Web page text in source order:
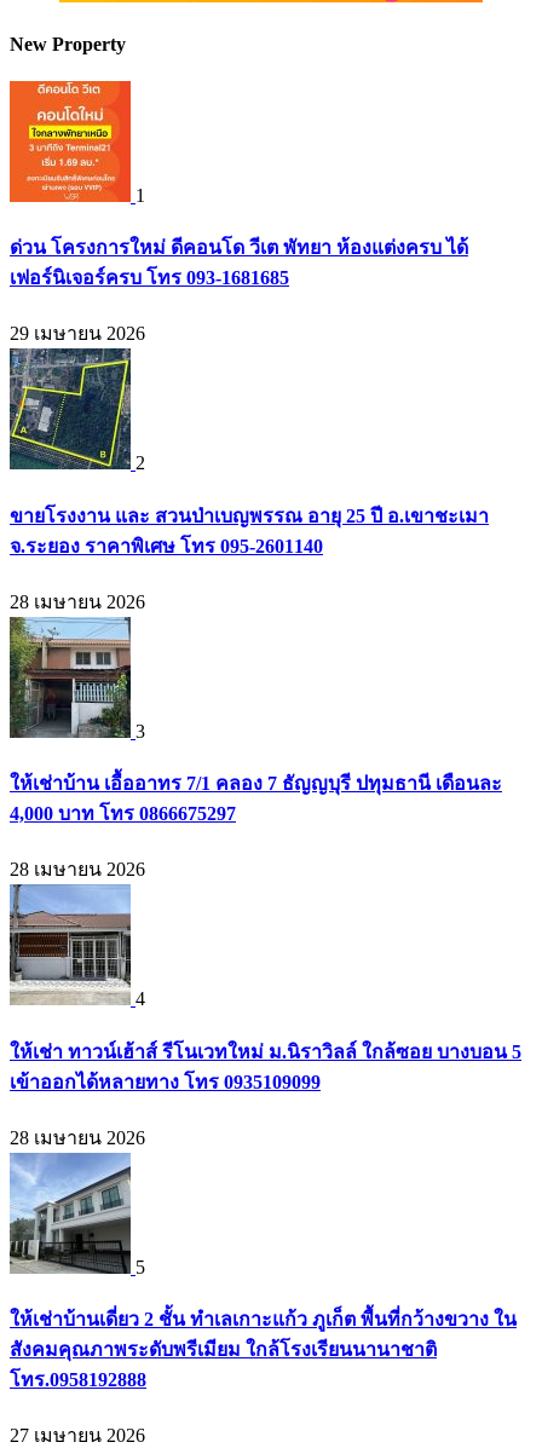
New Property
1
ด่วน โครงการใหม่ ดีคอนโด วีเต พัทยา ห้องแต่งครบ ได้
เฟอร์นิเจอร์ครบ โทร 093-1681685
29 เมษายน 2026
2
ขายโรงงาน และ สวนป่าเบญพรรณ อายุ 25 ปี อ.เขาชะเมา
จ.ระยอง ราคาพิเศษ โทร 095-2601140
28 เมษายน 2026
3
ให้เช่าบ้าน เอื้ออาทร 7/1 คลอง 7 ธัญญบุรี ปทุมธานี เดือนละ
4,000 บาท โทร 0866675297
28 เมษายน 2026
4
ให้เช่า ทาวน์เฮ้าส์ รีโนเวทใหม่ ม.นิราวิลล์ ใกล้ซอย บางบอน 5
เข้าออกได้หลายทาง โทร 0935109099
28 เมษายน 2026
5
ให้เช่าบ้านเดี่ยว 2 ชั้น ทำเลเกาะแก้ว ภูเก็ต พื้นที่กว้างขวาง ใน
สังคมคุณภาพระดับพรีเมียม ใกล้โรงเรียนนานาชาติ
โทร.0958192888
27 เมษายน 2026